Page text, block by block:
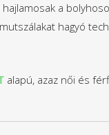
a
hagyó
alapú, azaz női és